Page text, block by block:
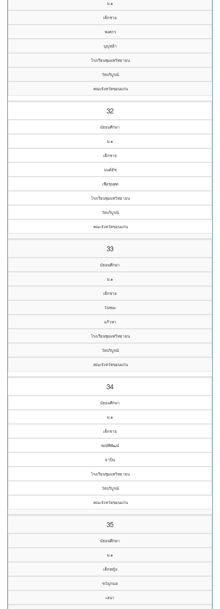
ม.๑
เด็กชาย
พงศกร
บุญหล้า
โรงเรียนชุมแพวิทยายน
วัดบริบูรณ์
คณะจังหวัดขอนแก่น
32
มัธยมศึกษา
ม.๑
เด็กชาย
มนต์ธัช
เพือขุนทด
โรงเรียนชุมแพวิทยายน
วัดบริบูรณ์
คณะจังหวัดขอนแก่น
33
มัธยมศึกษา
ม.๑
เด็กชาย
วันชนะ
แก้วทา
โรงเรียนชุมแพวิทยายน
วัดบริบูรณ์
คณะจังหวัดขอนแก่น
34
มัธยมศึกษา
ม.๑
เด็กชาย
พงษ์พิพัฒน์
ยาปิ่น
โรงเรียนชุมแพวิทยายน
วัดบริบูรณ์
คณะจังหวัดขอนแก่น
35
มัธยมศึกษา
ม.๑
เด็กหญิง
ขวัญกมล
เสนา